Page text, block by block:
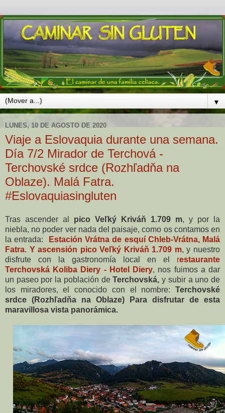
▼
LUNES, 10 DE AGOSTO DE 2020
Viaje a Eslovaquia durante una semana.
Día 7/2 Mirador de Terchová -
Terchovské srdce (Rozhľadňa na
Oblaze). Malá Fatra.
#Eslovaquiasingluten
Tras ascender al pico Veľký Kriváň 1.709 m, y por la
niebla, no poder ver nada del paisaje, como os contamos en
la entrada:
Estación Vrátna de esquí Chleb-Vrátna, Malá
Fatra. Y ascensión pico Veľký Kriváň 1.709 m, y nuestro
disfrute con la gastronomía local en el restaurante
Terchovská Koliba Diery - Hotel Diery, nos fuimos a dar
un paseo por la población deTerchovská,y subir a uno de
los miradores, el conocido con el nombre: Terchovské
srdce (Rozhľadňa na Oblaze) Para disfrutar de esta
maravillosa vista panorámica.